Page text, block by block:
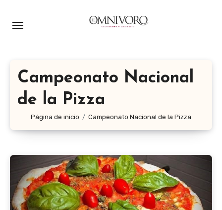
Campeonato Nacional
de la Pizza
Página de inicio Campeonato Nacional de la Pizza